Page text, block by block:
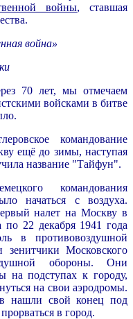
войны, ставшая
война»
лет, мы отмечаем
войсками в битве
командование
ещё до зимы, наступая
название "Тайфун".
командования
начаться с воздуха.
налет на Москву в
22 декабря 1941 года
в противовоздушной
зенитчики Московского
обороны. Они
на подступах к городу,
на свои аэродромы.
нашли свой конец под
в город.